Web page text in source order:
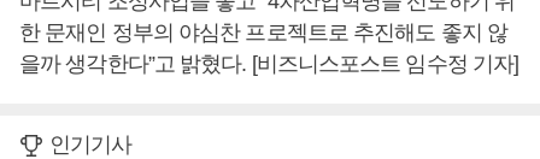
한 문재인 정부의 야심찬 프로젝트로 추진해도 좋지 않
을까 생각한다”고 밝혔다. [비즈니스포스트 임수정 기자]
인기기사